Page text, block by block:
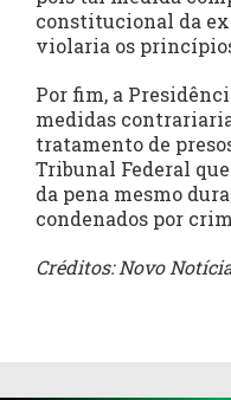
constitucional da
violaria os
Por fim, a
medidas
tratamento de
Tribunal Federal
da pena mesmo
condenados por
Créditos: Novo